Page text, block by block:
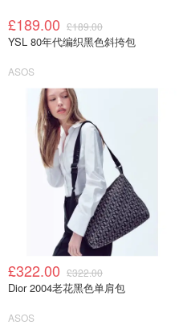
£189.00 £189.00
YSL 80年代编织黑色斜挎包
ASOS
£322.00 £322.00
Dior 2004老花黑色单肩包
ASOS